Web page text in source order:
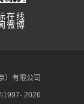
在线
微博
）有限公司
2026